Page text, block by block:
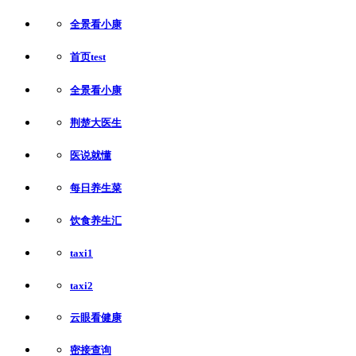
全景看小康
首页test
全景看小康
荆楚大医生
医说就懂
每日养生菜
饮食养生汇
taxi1
taxi2
云眼看健康
密接查询